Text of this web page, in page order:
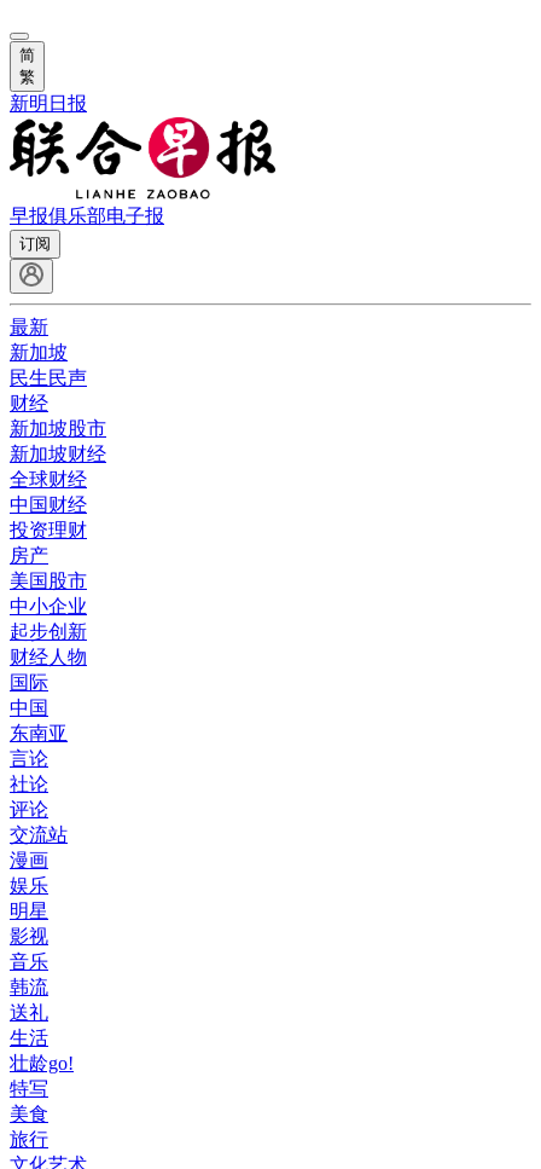
简
繁
新明日报
早报俱乐部电子报
订阅
最新
新加坡
民生民声
财经
新加坡股市
新加坡财经
全球财经
中国财经
投资理财
房产
美国股市
中小企业
起步创新
财经人物
国际
中国
东南亚
言论
社论
评论
交流站
漫画
娱乐
明星
影视
音乐
韩流
送礼
生活
壮龄go!
特写
美食
旅行
文化艺术